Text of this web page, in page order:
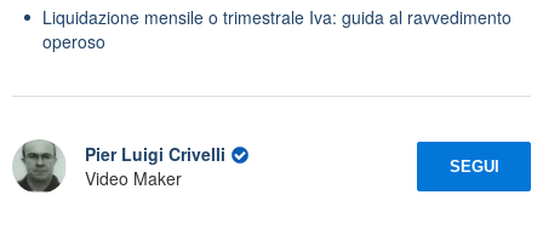
Liquidazione mensile o trimestrale Iva: guida al ravvedimento
operoso
Pier Luigi Crivelli
Video Maker
SEGUI